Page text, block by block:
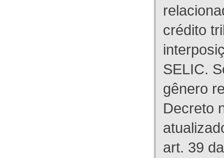
crédito
SELIC.
gênero
Decreto
art. 39